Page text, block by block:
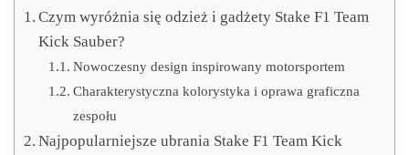
Czym wyróżnia się odzież i gadżety Stake F1 Team
Kick Sauber?
Nowoczesny design inspirowany motorsportem
Charakterystyczna kolorystyka i oprawa graficzna
zespołu
Najpopularniejsze ubrania Stake F1 Team Kick